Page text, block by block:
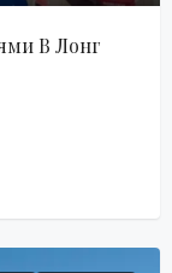
В Лонг